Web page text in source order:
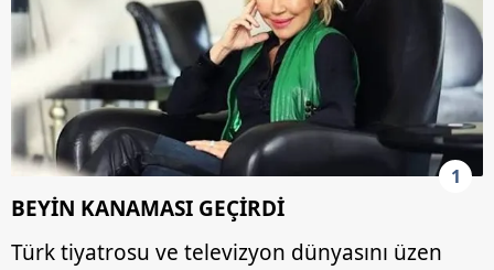
1
BEYİN KANAMASI GEÇİRDİ
Türk tiyatrosu ve televizyon dünyasını üzen